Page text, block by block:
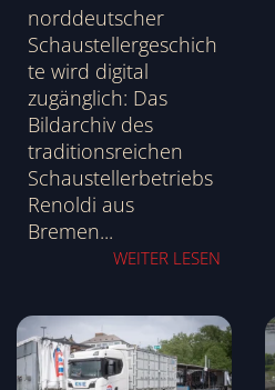
norddeutscher
Schaustellergeschich
te wird digital
zugänglich: Das
Bildarchiv des
traditionsreichen
Schaustellerbetriebs
Renoldi aus
Bremen...
WEITER LESEN